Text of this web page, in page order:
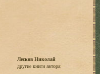
Лесков Николай
другие книги автора: